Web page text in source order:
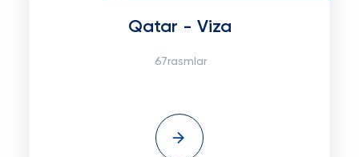
Qatar - Viza
67rasmlar